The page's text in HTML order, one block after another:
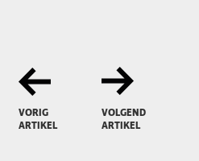
VORIG
ARTIKEL
VOLGEND
ARTIKEL